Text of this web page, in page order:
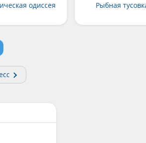
одиссея Рыбная